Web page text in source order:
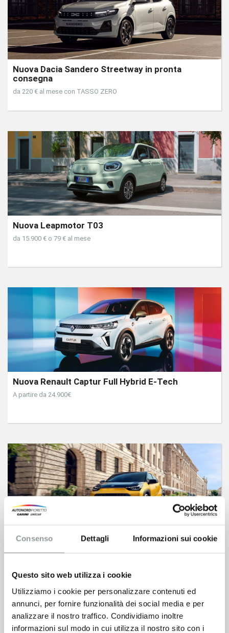
Consenso Dettagli Informazioni sui cookie
Questo sito web utilizza i cookie
Utilizziamo i cookie per personalizzare contenuti ed
annunci, per fornire funzionalità dei social media e per
analizzare il nostro traffico. Condividiamo inoltre
informazioni sul modo in cui utilizza il nostro sito con i
Nuova Dacia Sandero Streetway in pronta
consegna
da 220 € al mese con TASSO ZERO
Nuova Leapmotor T03
da 15.900 € o 79 € al mese
Nuova Renault Captur Full Hybrid E-Tech
A partire da 24.900€
Nuova Toyota Aygo X
da 17.950 € anzichè 20.850 € qualunque sia il tuo usato